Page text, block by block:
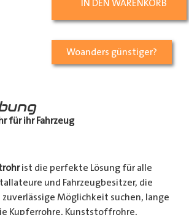
IN DEN WARENKORB
Woanders günstiger?
für ihr Fahrzeug
ist die perfekte Lösung für alle
und Fahrzeugbesitzer, die
zuverlässige Möglichkeit suchen, lange
Kupferrohre, Kunststoffrohre,